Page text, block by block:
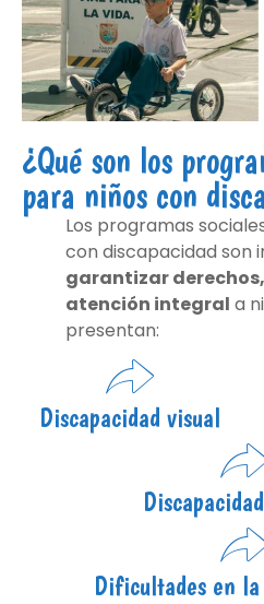
¿Qué son los
para niños con
Los programas
con discapacidad son
garantizar
atención integral a
presentan:
Discapacidad visual
Dificultades en